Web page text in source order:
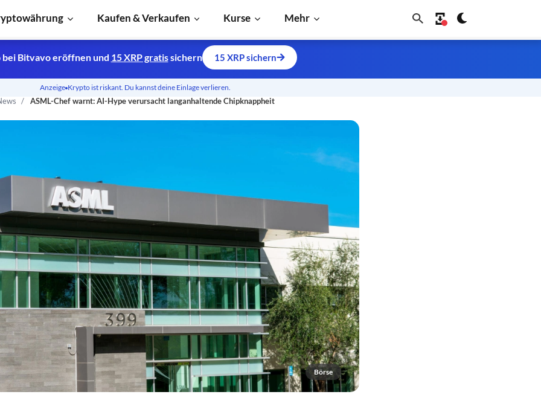
Kaufen & Verkaufen Kurse Mehr
ASML-Chef warnt: AI-Hype verursacht langanhaltende Chipknappheit
Börse
bei Bitvavo eröffnen und 15 XRP gratissichern 15 XRP sichern
Anzeige Krypto ist riskant. Du kannst deine Einlage verlieren.